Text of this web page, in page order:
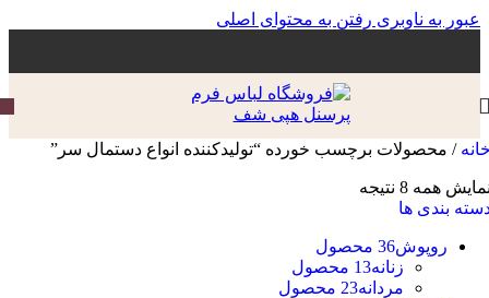
عبور به ناوبری رفتن به محتوای اصلی
/ محصولات برچسب خورده “تولیدکننده انواع دستمال سر”
همه 8 نتیجه
بندی ها
روپوش36 محصول
زنانه13 محصول
مردانه23 محصول